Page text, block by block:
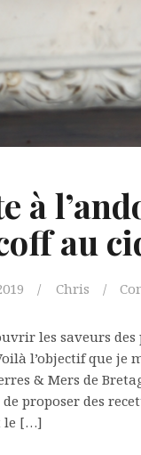
à
au
Chris
les saveurs
l’objectif que je
& Mers de
de proposer des
le […]